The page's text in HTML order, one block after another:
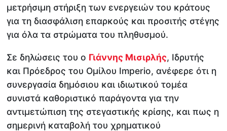
μετρήσιμη στήριξη των ενεργειών του κράτους
για τη διασφάλιση επαρκούς και προσιτής στέγης
για όλα τα στρώματα του πληθυσμού.
Σε δηλώσεις του ο Γιάννης Μισιρλής, Ιδρυτής
και Πρόεδρος του Ομίλου Imperio, ανέφερε ότι η
συνεργασία δημόσιου και ιδιωτικού τομέα
συνιστά καθοριστικό παράγοντα για την
αντιμετώπιση της στεγαστικής κρίσης, και πως η
σημερινή καταβολή του χρηματικού